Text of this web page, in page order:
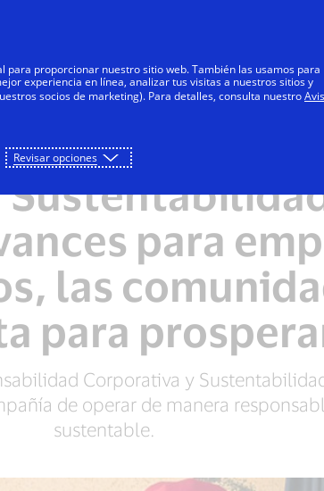
Negocios Innovadores
para
las
para
Corporativa y
de operar de manera
sustentable.
proporcionar nuestro sitio web. También las usamos para
experiencia en línea, analizar tus visitas a nuestros sitios y
socios de marketing). Para detalles, consulta nuestro
Revisar opciones